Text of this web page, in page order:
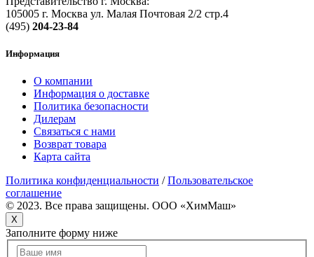
105005 г. Москва ул. Малая Почтовая 2/2 стр.4
(495) 204-23-84
Информация
О компании
Информация о доставке
Политика безопасности
Дилерам
Связаться с нами
Возврат товара
Карта сайта
Политика конфиденциальности /Пользовательское
соглашение
© 2023. Все права защищены. OOO «ХимМаш»
X
Заполните форму ниже